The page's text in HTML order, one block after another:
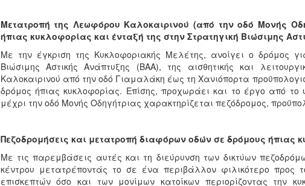
Μετατροπή της Λεωφόρου Καλοκαιρινού (από την οδό Μονής
ήπιας κυκλοφορίας και ένταξή της στην Στρατηγική Βιώσιμης
Με την έγκριση της Κυκλοφοριακής Μελέτης, ανοίγει ο δρόμος
Βιώσιμης Αστικής Ανάπτυξης (ΒΑΑ), της αισθητικής και
Καλοκαιρινού από την οδό Γιαμαλάκη έως τη Χανιόπορτα
δρόμος ήπιας κυκλοφορίας. Επίσης, προχωράει και το έργο από το
μέχρι την οδό Μονής Οδηγήτριας χαρακτηρίζεται πεζόδρομος,
Πεζοδρομήσεις και μετατροπή διαφόρων οδών σε δρόμους ήπιας
Με τις παρεμβάσεις αυτές και τη διεύρυνση των δικτύων
κέντρου μετατρέποντάς το σε ένα περιβάλλον φιλικότερο προς
επισκεπτών όσο και των μονίμων κατοίκων περιορίζοντας την